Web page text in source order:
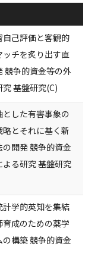
己評価と客観的
チを炙り出す直
競争的資金等の外
基盤研究(C)
した有害事象の
とそれに基く新
開発 競争的資金
る研究 基盤研究
学的英知を集結
育成のための薬学
構築 競争的資金